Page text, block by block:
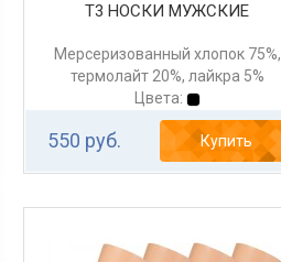
Т3 НОСКИ МУЖСКИЕ
Мерсеризованный хлопок 75%,
термолайт 20%, лайкра 5%
Цвета:
550 руб. Купить